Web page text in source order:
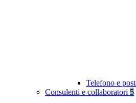
Telefono e
Consulenti e collaboratori 5